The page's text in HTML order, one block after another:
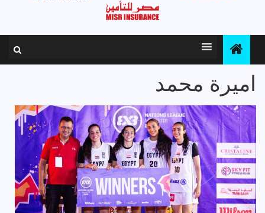
اميرة محمد